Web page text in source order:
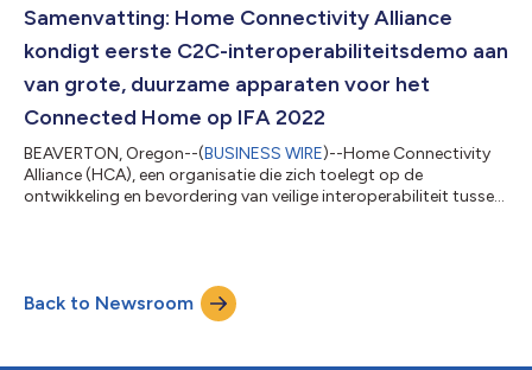
Samenvatting: Home Connectivity Alliance
kondigt eerste C2C-interoperabiliteitsdemo aan
van grote, duurzame apparaten voor het
Connected Home op IFA 2022
BEAVERTON, Oregon--(BUSINESS WIRE)--Home Connectivity
Alliance (HCA), een organisatie die zich toelegt op de
ontwikkeling en bevordering van veilige interoperabiliteit tussen
IFA 2022 in Berlijn, Duitsland op 2-5 september. De demo van
meerdere HCA-lidbedrijven maakt gebruik van C2C-
connectiviteit, waardoor meerdere merken...
Back to Newsroom